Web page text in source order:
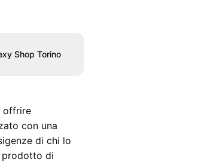
Shop Torino
offrire
con una
di chi lo
prodotto di